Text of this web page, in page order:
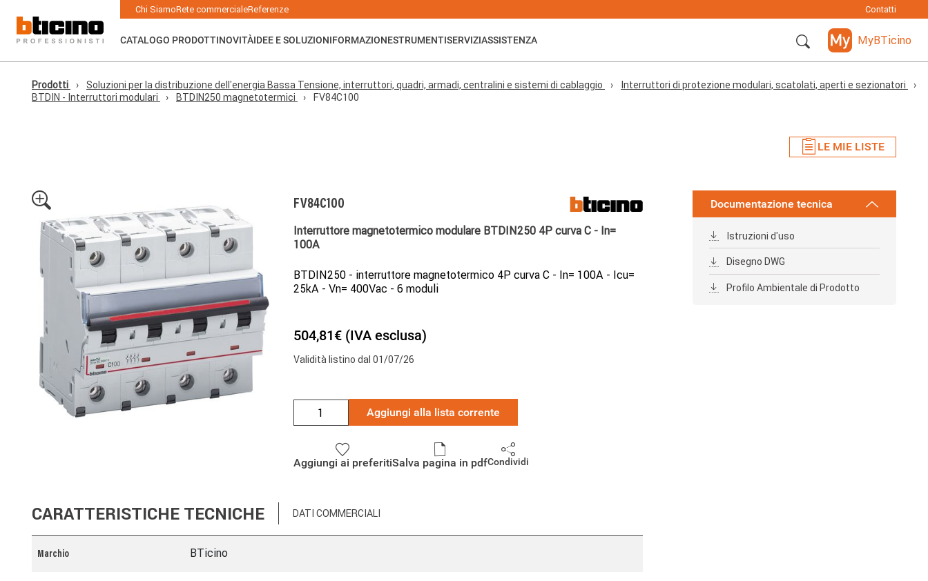
Chi SiamoRete commercialeReferenze Contatti
CATALOGO PRODOTTINOVITÀIDEE E SOLUZIONIFORMAZIONESTRUMENTISERVIZIASSISTENZA MyBTicino
Prodotti Soluzioni per la distribuzione dell'energia Bassa Tensione, interruttori, quadri, armadi, centralini e sistemi di cablaggio
Interruttori di protezione modulari, scatolati, aperti e sezionatori
BTDIN - Interruttori modulari
BTDIN250 magnetotermici FV84C100
LE MIE LISTE
FV84C100
Interruttore magnetotermico modulare BTDIN250 4P curva C - In=
100A
BTDIN250 - interruttore magnetotermico 4P curva C - In= 100A - Icu=
25kA - Vn= 400Vac - 6 moduli
504,81€ (IVA esclusa)
Validità listino dal 01/07/26
Aggiungi alla lista corrente
Aggiungi ai preferitiSalva pagina in pdfCondividi
CARATTERISTICHE TECNICHE DATI COMMERCIALI
Marchio BTicino
Documentazione tecnica
Istruzioni d'uso
Disegno DWG
Profilo Ambientale di Prodotto